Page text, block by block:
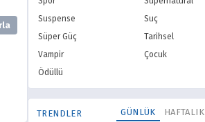
Suspense
Suç
Süper Güç
Tarihsel
Vampir
Çocuk
Ödüllü
TRENDLER GÜNLÜK HAFTALIK